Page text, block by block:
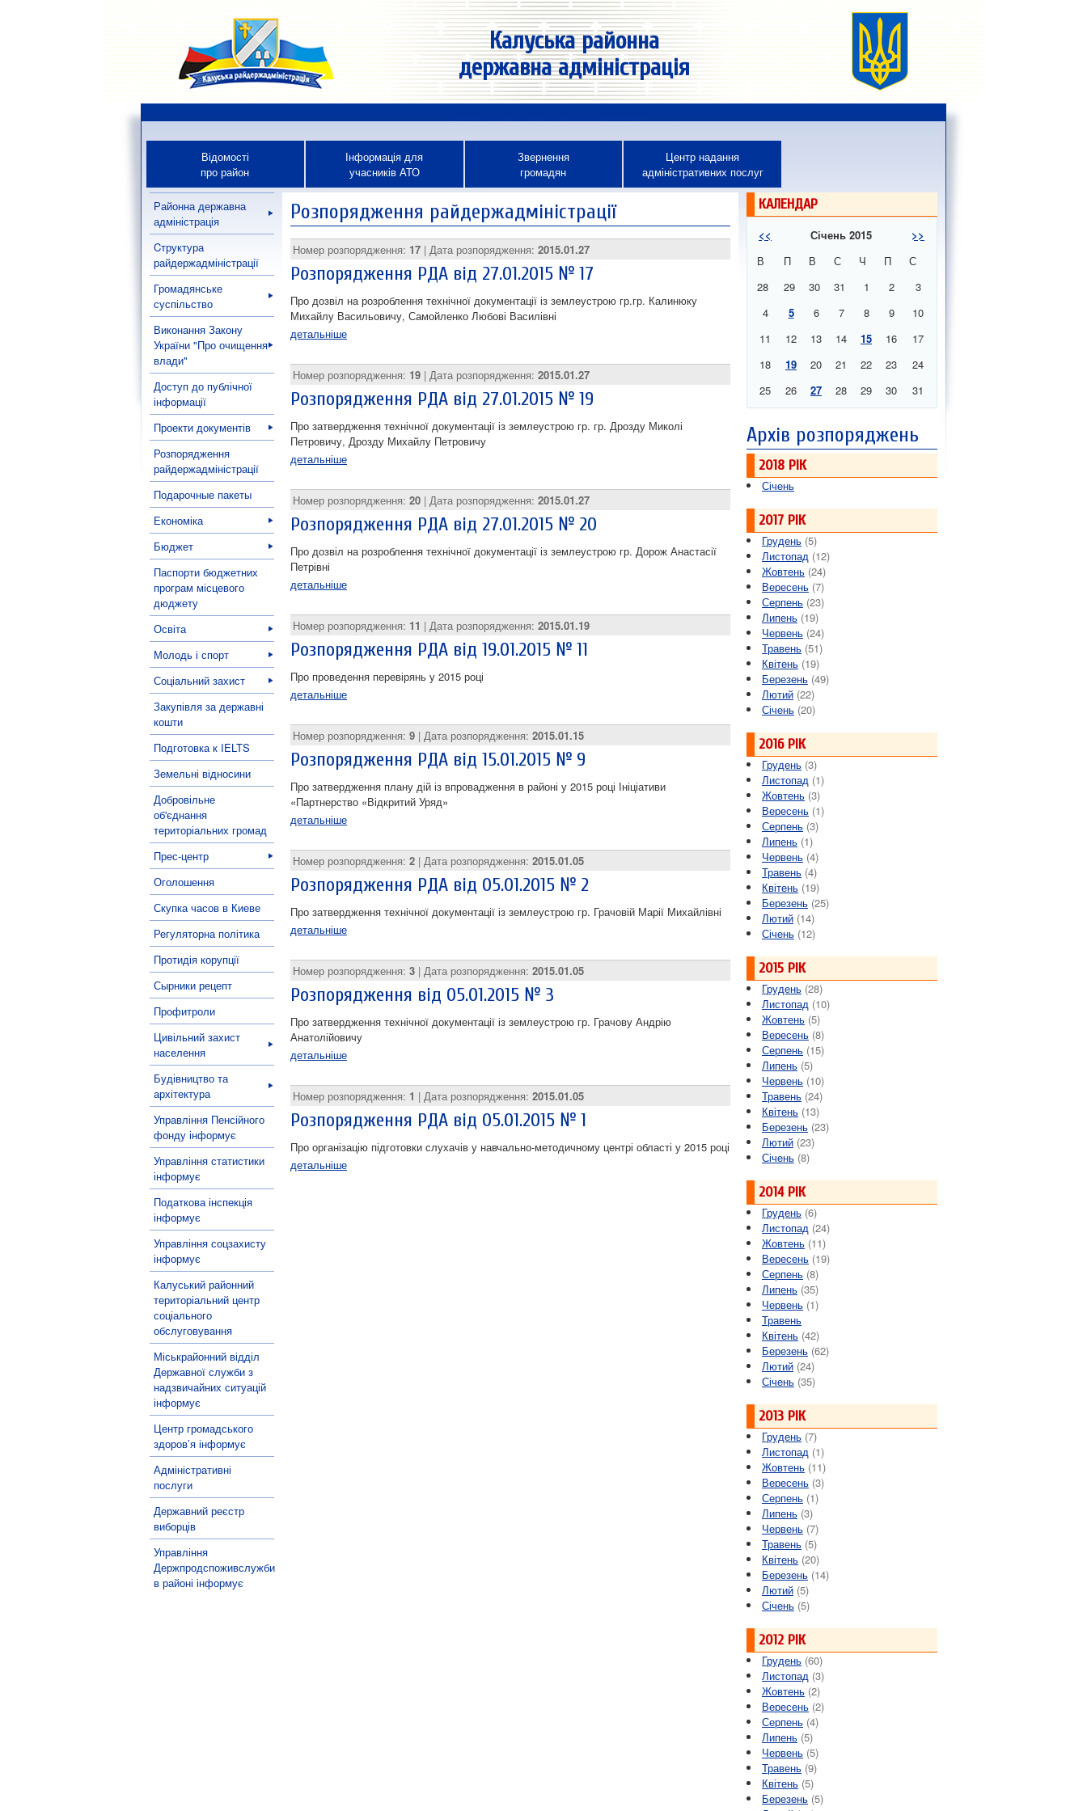
Калуська районна
державна адміністрація
Відомості
про район
Інформація для
учасників АТО
Звернення
громадян
Центр надання
адміністративних послуг
Районна державна
адміністрація
Cтруктура
райдержадміністрації
Громадянське
суспільство
Виконання Закону
України "Про очищення
влади"
Доступ до публічної
інформації
Проекти документів
Розпорядження
райдержадміністрації
Подарочные пакеты
Економіка
Бюджет
Паспорти бюджетних
програм місцевого
дюджету
Освіта
Молодь і спорт
Соціальний захист
Закупівля за державні
кошти
Подготовка к IELTS
Земельні відносини
Добровільне
об'єднання
територіальних громад
Прес-центр
Оголошення
Скупка часов в Киеве
Регуляторна політика
Протидія корупції
Сырники рецепт
Профитроли
Цивільний захист
населення
Будівництво та
архітектура
Управління Пенсійного
фонду інформує
Управління статистики
інформує
Податкова інспекція
інформує
Управління соцзахисту
інформує
Калуський районний
територіальний центр
соціального
обслуговування
Міськрайонний відділ
Державної служби з
надзвичайних ситуацій
інформує
Центр громадського
здоров’я інформує
Адміністративні
послуги
Державний реєстр
виборців
Управління
Держпродспоживслужби
в районі інформує
Розпорядження райдержадміністрації
Номер розпорядження: 17 | Дата розпорядження: 2015.01.27
Розпорядження РДА від 27.01.2015 № 17
Про дозвіл на розроблення технічної документації із землеустрою гр.гр. Калинюку
Михайлу Васильовичу, Самойленко Любові Василівні
детальніше
Номер розпорядження: 19 | Дата розпорядження: 2015.01.27
Розпорядження РДА від 27.01.2015 № 19
Про затвердження технічної документації із землеустрою гр. гр. Дрозду Миколі
Петровичу, Дрозду Михайлу Петровичу
детальніше
Номер розпорядження: 20 | Дата розпорядження: 2015.01.27
Розпорядження РДА від 27.01.2015 № 20
Про дозвіл на розроблення технічної документації із землеустрою гр. Дорож Анастасії
Петрівні
детальніше
Номер розпорядження: 11 | Дата розпорядження: 2015.01.19
Розпорядження РДА від 19.01.2015 № 11
Про проведення перевірянь у 2015 році
детальніше
Номер розпорядження: 9 | Дата розпорядження: 2015.01.15
Розпорядження РДА від 15.01.2015 № 9
Про затвердження плану дій із впровадження в районі у 2015 році Ініціативи
«Партнерство «Відкритий Уряд»
детальніше
Номер розпорядження: 2 | Дата розпорядження: 2015.01.05
Розпорядження РДА від 05.01.2015 № 2
Про затвердження технічної документації із землеустрою гр. Грачовій Марії Михайлівні
детальніше
Номер розпорядження: 3 | Дата розпорядження: 2015.01.05
Розпорядження від 05.01.2015 № 3
Про затвердження технічної документації із землеустрою гр. Грачову Андрію
Анатолійовичу
детальніше
Номер розпорядження: 1 | Дата розпорядження: 2015.01.05
Розпорядження РДА від 05.01.2015 № 1
Про організацію підготовки слухачів у навчально-методичному центрі області у 2015 році
детальніше
КАЛЕНДАР
<< Січень 2015
>>
В
П В С Ч П
С
28
29 30 31 1 2
3
4
5 6 7 8 9
10
11
12 13 14 15 16
17
18
19 20 21 22 23
24
25
26 27 28 29 30 31
Архів розпоряджень
2018 РІК
Січень
2017 РІК
Грудень (5)
Листопад (12)
Жовтень (24)
Вересень (7)
Серпень (23)
Липень (19)
Червень (24)
Травень (51)
Квітень (19)
Березень (49)
Лютий (22)
Січень (20)
2016 РІК
Грудень (3)
Листопад (1)
Жовтень (3)
Вересень (1)
Серпень (3)
Липень (1)
Червень (4)
Травень (4)
Квітень (19)
Березень (25)
Лютий (14)
Січень (12)
2015 РІК
Грудень (28)
Листопад (10)
Жовтень (5)
Вересень (8)
Серпень (15)
Липень (5)
Червень (10)
Травень (24)
Квітень (13)
Березень (23)
Лютий (23)
Січень (8)
2014 РІК
Грудень (6)
Листопад (24)
Жовтень (11)
Вересень (19)
Серпень (8)
Липень (35)
Червень (1)
Травень
Квітень (42)
Березень (62)
Лютий (24)
Січень (35)
2013 РІК
Грудень (7)
Листопад (1)
Жовтень (11)
Вересень (3)
Серпень (1)
Липень (3)
Червень (7)
Травень (5)
Квітень (20)
Березень (14)
Лютий (5)
Січень (5)
2012 РІК
Грудень (60)
Листопад (3)
Жовтень (2)
Вересень (2)
Серпень (4)
Липень (5)
Червень (5)
Травень (9)
Квітень (5)
Березень (5)